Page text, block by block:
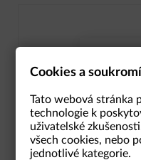
fungování
médií
Cookies a soukromí
Tato webová stránka
technologie k
uživatelské
všech cookies, nebo
jednotlivé kategorie.